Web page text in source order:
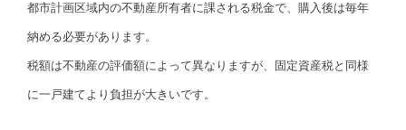
都市計画区域内の不動産所有者に課される税金で、購入後は毎年
納める必要があります。
税額は不動産の評価額によって異なりますが、固定資産税と同様
に一戸建てより負担が大きいです。